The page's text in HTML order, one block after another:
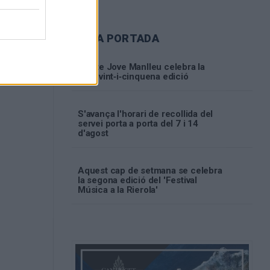
ARA A PORTADA
Fes‑te Jove Manlleu celebra la
seva vint‑i‑cinquena edició
S'avança l'horari de recollida del
servei porta a porta del 7 i 14
d'agost
Aquest cap de setmana se celebra
la segona edició del 'Festival
Música a la Rierola'